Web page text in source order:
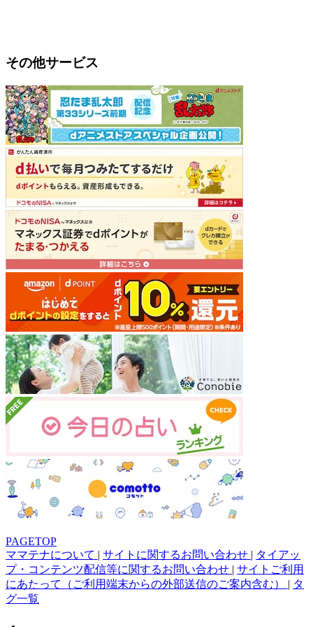
その他サービス
PAGETOP
ママテナについて | サイトに関するお問い合わせ | タイアッ
プ・コンテンツ配信等に関するお問い合わせ | サイトご利用
にあたって（ご利用端末からの外部送信のご案内含む） | タ
グ一覧